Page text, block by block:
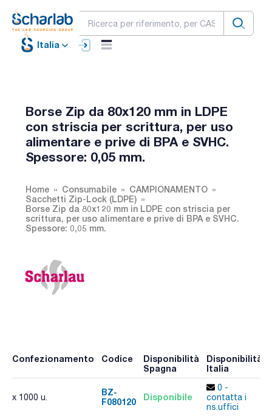
Italia
Borse Zip da 80x120 mm in LDPE
con striscia per scrittura, per uso
alimentare e prive di BPA e SVHC.
Spessore: 0,05 mm.
Home Consumabile
CAMPIONAMENTO
Sacchetti Zip-Lock (LDPE)
Borse Zip da 80x120 mm in LDPE con striscia per
scrittura, per uso alimentare e prive di BPA e SVHC.
Spessore: 0,05 mm.
Confezionamento Codice
Disponibilità
Spagna
Disponibilità
Italia
x 1000 u.
BZ-
F080120
Disponibile
0 -
contatta i
ns.uffici